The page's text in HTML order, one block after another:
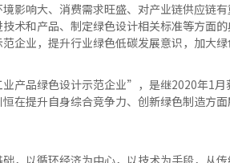
影响大、消费需求旺盛、对产业链供应链
术和产品、制定绿色设计相关标准等方面
企业，提升行业绿色低碳发展意识，加大绿
产品绿色设计示范企业”，是继2020年1
在提升自身综合竞争力、创新绿色制造方
，以循环经济为中心，以技术为手段，从